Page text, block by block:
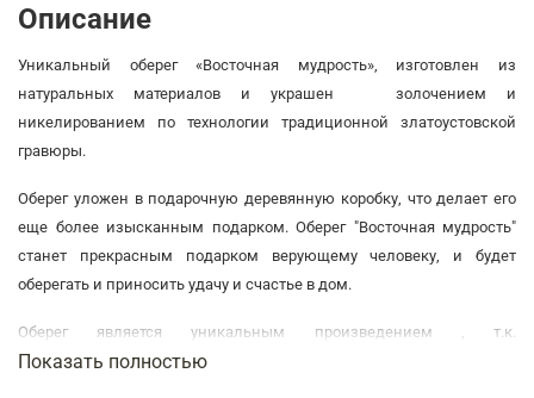
Описание
Уникальный оберег «Восточная мудрость», изготовлен из
натуральных материалов и украшен золочением и
никелированием по технологии традиционной златоустовской
гравюры.
Оберег уложен в подарочную деревянную коробку, что делает его
еще более изысканным подарком. Оберег "Восточная мудрость"
станет прекрасным подарком верующему человеку, и будет
оберегать и приносить удачу и счастье в дом.
Оберег является уникальным произведением , т.к.
изготовлен вручную. Он воплощает в себе гармонию стиля и
Показать полностью